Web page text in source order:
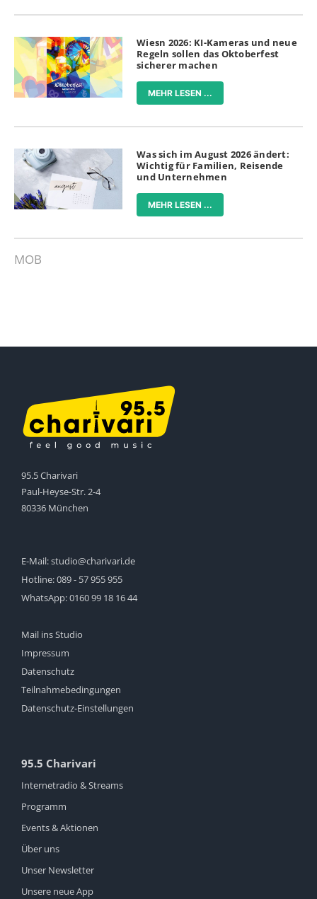
Wiesn 2026: KI-Kameras und neue
Regeln sollen das Oktoberfest
sicherer machen
MEHR LESEN ...
Was sich im August 2026 ändert:
Wichtig für Familien, Reisende
und Unternehmen
MEHR LESEN ...
MOB
95.5 Charivari
Paul-Heyse-Str. 2-4
80336 München
E-Mail:studio@charivari.de
Hotline:089 - 57 955 955
WhatsApp:0160 99 18 16 44
Mail ins Studio
Impressum
Datenschutz
Teilnahmebedingungen
Datenschutz-Einstellungen
95.5 Charivari
Internetradio & Streams
Programm
Events & Aktionen
Über uns
Unser Newsletter
Unsere neue App